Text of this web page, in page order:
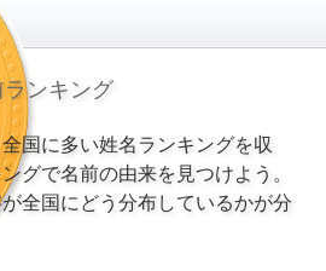
ンキング
国に多い姓名ランキングを収
グで名前の由来を見つけよう。
全国にどう分布しているかが分